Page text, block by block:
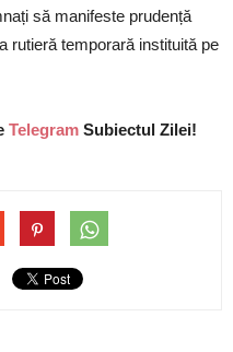
să manifeste prudență
rutieră temporară instituită pe
Telegram Subiectul Zilei!